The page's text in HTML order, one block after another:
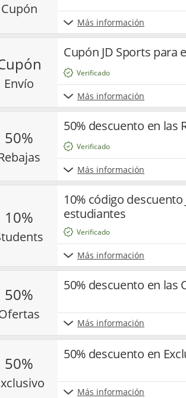
cupón
Más información
cupón
envío
Cupón JD Sports para
Más información
Verificado
50%
rebajas
50% descuento en las
Más información
Verificado
10%
students
10% código descuento
estudiantes
Más información
Verificado
50%
ofertas
50% descuento en las
Más información
50%
exclusivo
50% descuento en
Más información